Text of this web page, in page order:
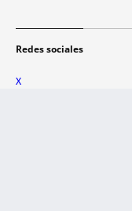
Redes sociales
X